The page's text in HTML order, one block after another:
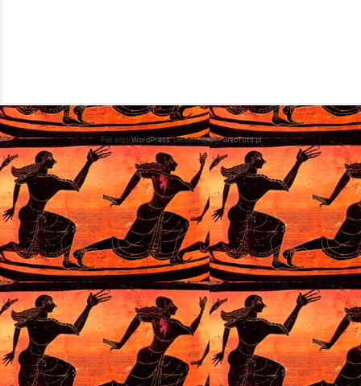
Fet ambWordPress. Dissenyat perWebTuts.pl